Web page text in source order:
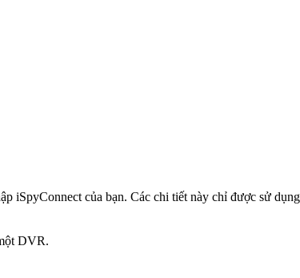
iSpyConnect của bạn. Các chi tiết này chỉ được sử
DVR.